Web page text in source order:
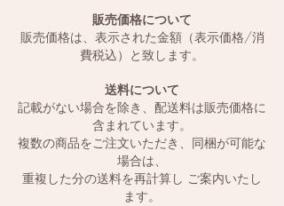
販売価格について
販売価格は、表示された金額（表示価格/消
費税込）と致します。
送料について
記載がない場合を除き、配送料は販売価格に
含まれています。
複数の商品をご注文いただき、同梱が可能な
場合は、
重複した分の送料を再計算し ご案内いたし
ます。